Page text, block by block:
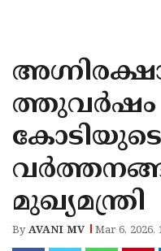
KANNUR
KASARAGOD
ത്തുവർഷം
മുഖ്യമന്ത്രി
ByAVANI MV Mar 6, 2026,